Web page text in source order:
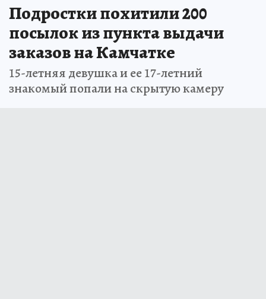
Подростки похитили 200
посылок из пункта выдачи
заказов на Камчатке
15-летняя девушка и ее 17-летний
знакомый попали на скрытую камеру